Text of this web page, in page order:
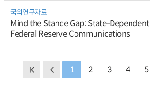
국외연구자료
Mind the Stance Gap: State-
Federal Reserve Communications
1 2 3 4 5